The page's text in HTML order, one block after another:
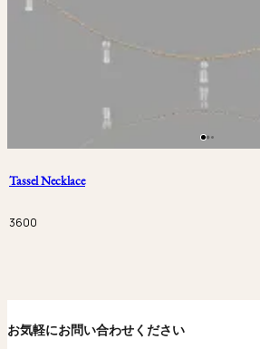
Tassel Necklace
3600
お気軽にお問い合わせください